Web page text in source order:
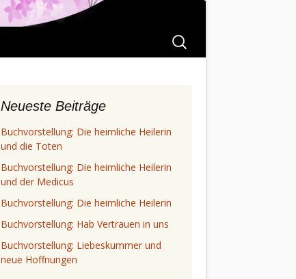
Suchen
nach:
Neueste Beiträge
Buchvorstellung: Die heimliche Heilerin
und die Toten
Buchvorstellung: Die heimliche Heilerin
und der Medicus
Buchvorstellung: Die heimliche Heilerin
Buchvorstellung: Hab Vertrauen in uns
Buchvorstellung: Liebeskummer und
neue Hoffnungen